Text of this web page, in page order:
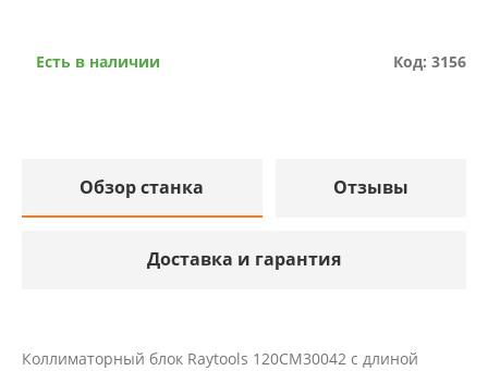
Есть в наличии Код: 3156
Обзор станка Отзывы
Доставка и гарантия
Коллиматорный блок Raytools 120CM30042 с длиной